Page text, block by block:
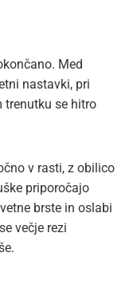
Med
nastavki, pri
trenutku se hitro
v rasti, z obilico
priporočajo
brste in oslabi
večje rezi